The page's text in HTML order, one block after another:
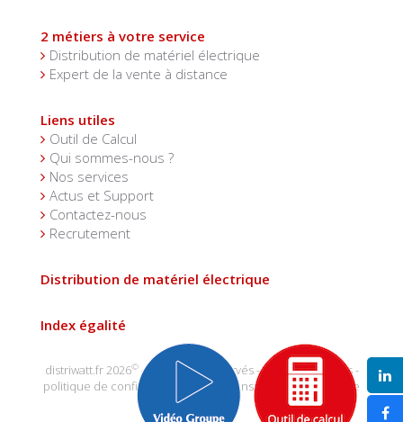
2 métiers à votre service
Distribution de matériel électrique
Expert de la vente à distance
Liens utiles
Outil de Calcul
Qui sommes-nous ?
Nos services
Actus et Support
Contactez-nous
Recrutement
Distribution de matériel électrique
Index égalité
distriwatt.fr 2026©- tous droits réservés -mentions légales-
politique de confidentialité
conditions générales de vente